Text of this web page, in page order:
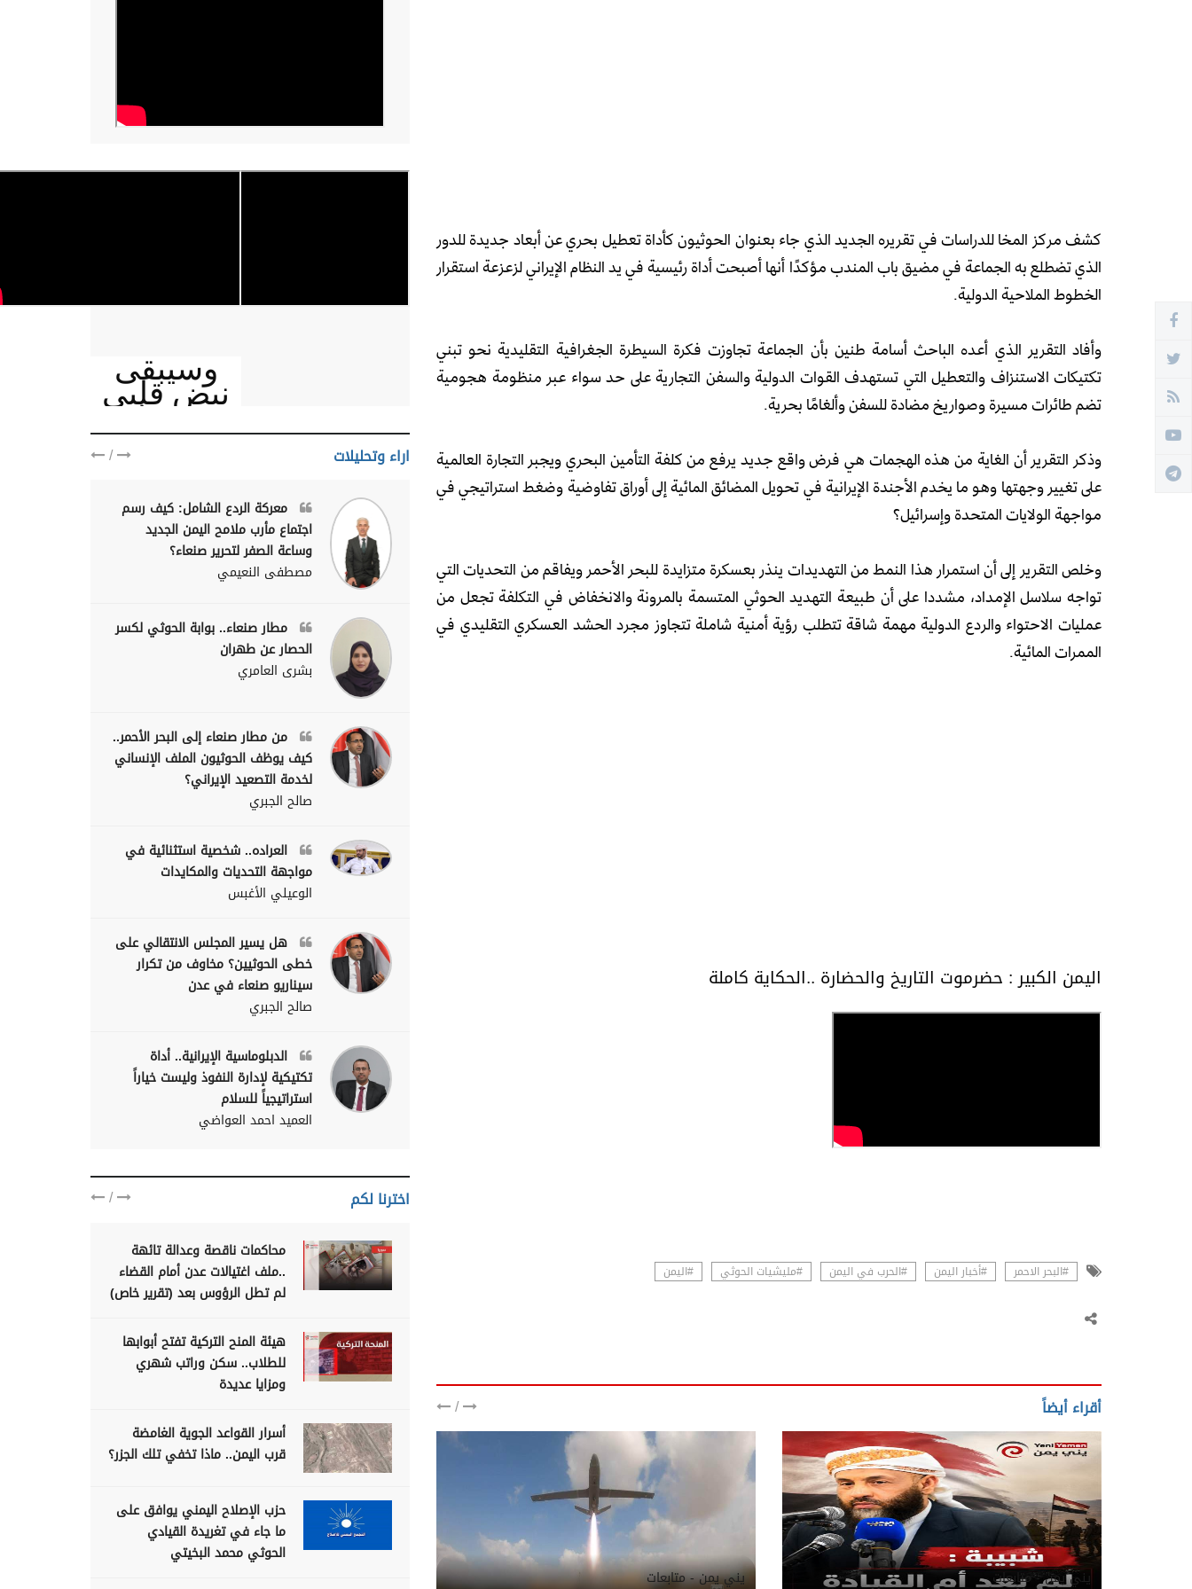
كشف مركز المخا للدراسات في تقريره الجديد الذي جاء بعنوان الحوثيون كأداة تعطيل بحري عن أبعاد جديدة للدور
الذي تضطلع به الجماعة في مضيق باب المندب مؤكدًا أنها أصبحت أداة رئيسية في يد النظام الإيراني لزعزعة استقرار
الخطوط الملاحية الدولية.
وأفاد التقرير الذي أعده الباحث أسامة طنين بأن الجماعة تجاوزت فكرة السيطرة الجغرافية التقليدية نحو تبني
تكتيكات الاستنزاف والتعطيل التي تستهدف القوات الدولية والسفن التجارية على حد سواء عبر منظومة هجومية
تضم طائرات مسيرة وصواريخ مضادة للسفن وألغامًا بحرية.
وذكر التقرير أن الغاية من هذه الهجمات هي فرض واقع جديد يرفع من كلفة التأمين البحري ويجبر التجارة العالمية
على تغيير وجهتها وهو ما يخدم الأجندة الإيرانية في تحويل المضائق المائية إلى أوراق تفاوضية وضغط استراتيجي في
مواجهة الولايات المتحدة وإسرائيل؟
وخلص التقرير إلى أن استمرار هذا النمط من التهديدات ينذر بعسكرة متزايدة للبحر الأحمر ويفاقم من التحديات التي
تواجه سلاسل الإمداد، مشددا على أن طبيعة التهديد الحوثي المتسمة بالمرونة والانخفاض في التكلفة تجعل من
عمليات الاحتواء والردع الدولية مهمة شاقة تتطلب رؤية أمنية شاملة تتجاوز مجرد الحشد العسكري التقليدي في
الممرات المائية.
اليمن الكبير : حضرموت التاريخ والحضارة ..الحكاية كاملة
#البحر الاحمر #أخبار اليمن #الحرب في اليمن #مليشيات الحوثي #اليمن
أقراء أيضاً /
يني يمن - متابعات
يني يمن - متابعات
وسيبقى
نبض قلبي
يمنيا
اراء وتحليلات /
معركة الردع الشامل: كيف رسم
اجتماع مأرب ملامح اليمن الجديد
وساعة الصفر لتحرير صنعاء؟
مصطفى النعيمي
مطار صنعاء.. بوابة الحوثي لكسر
الحصار عن طهران
بشرى العامري
من مطار صنعاء إلى البحر الأحمر..
كيف يوظف الحوثيون الملف الإنساني
لخدمة التصعيد الإيراني؟
صالح الجبري
العراده.. شخصية استثنائية في
مواجهة التحديات والمكايدات
الوعيلي الأغبس
هل يسير المجلس الانتقالي على
خطى الحوثيين؟ مخاوف من تكرار
سيناريو صنعاء في عدن
صالح الجبري
الدبلوماسية الإيرانية.. أداة
تكتيكية لإدارة النفوذ وليست خياراً
استراتيجياً للسلام
العميد احمد العواضي
اخترنا لكم /
محاكمات ناقصة وعدالة تائهة
..ملف اغتيالات عدن أمام القضاء
لم تطل الرؤوس بعد (تقرير خاص)
هيئة المنح التركية تفتح أبوابها
للطلاب.. سكن وراتب شهري
ومزايا عديدة
أسرار القواعد الجوية الغامضة
قرب اليمن.. ماذا تخفي تلك الجزر؟
حزب الإصلاح اليمني يوافق على
ما جاء في تغريدة القيادي
الحوثي محمد البخيتي